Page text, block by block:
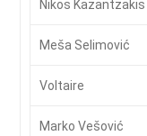
Nikos Kazantzakis
Meša Selimović
Voltaire
Marko Vešović